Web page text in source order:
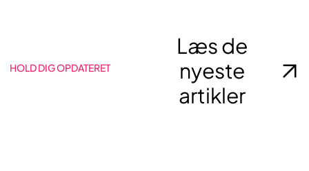
HOLD DIG OPDATERET
Læs de
nyeste
artikler